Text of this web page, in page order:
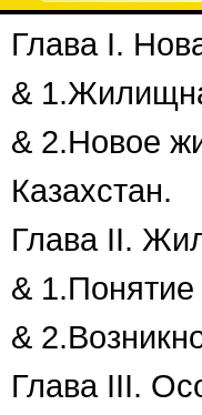
Глава I.
& 1.
& 2.Новое
Казахстан.
Глава II.
&
& 2.
Глава III.